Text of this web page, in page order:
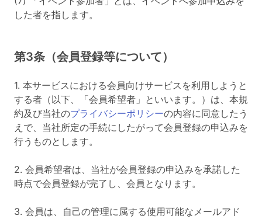
した者を指します。
第3条（会員登録等について）
1. 本サービスにおける会員向けサービスを利用しようと
する者（以下、「会員希望者」といいます。）は、本規
約及び当社のプライバシーポリシーの内容に同意したう
えで、当社所定の手続にしたがって会員登録の申込みを
行うものとします。
2. 会員希望者は、当社が会員登録の申込みを承諾した
時点で会員登録が完了し、会員となります。
3. 会員は、自己の管理に属する使用可能なメールアド